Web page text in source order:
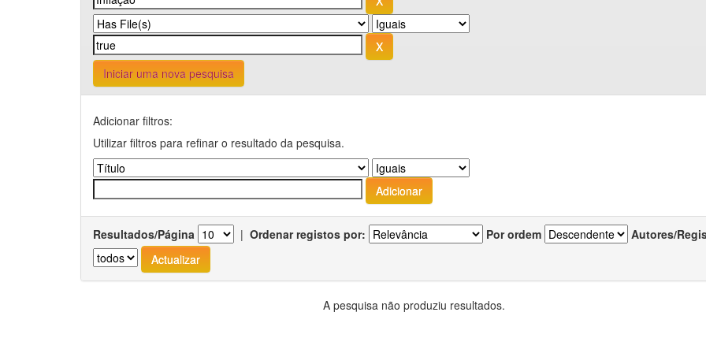
Iniciar uma nova pesquisa
Adicionar filtros:
Utilizar filtros para refinar o resultado da pesquisa.
Resultados/Página | Ordenar registos por: Por ordem Autores/
A pesquisa não produziu resultados.